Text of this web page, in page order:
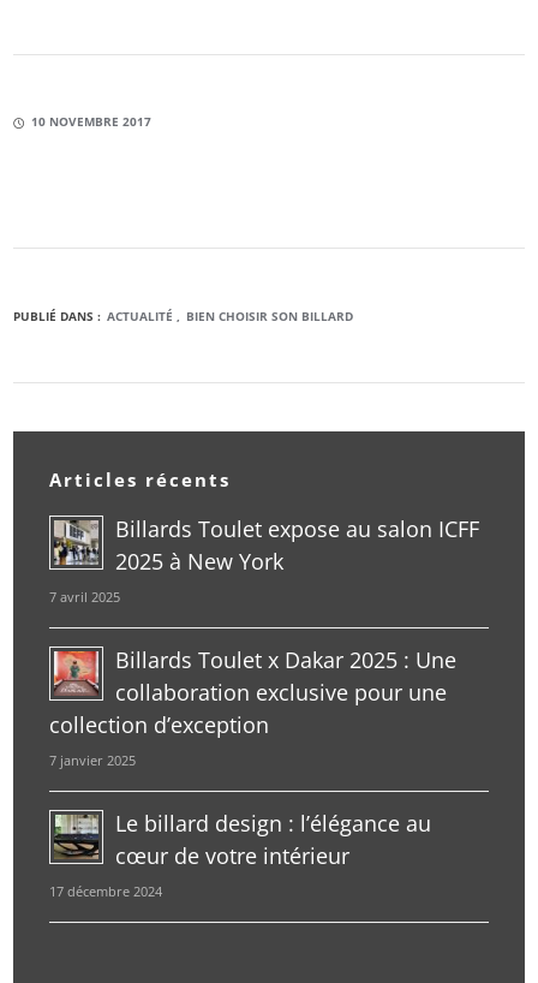
10 NOVEMBRE 2017
PUBLIÉ DANS : ACTUALITÉ BIEN CHOISIR SON BILLARD
Articles récents
Billards Toulet expose au salon ICFF
2025 à New York
7 avril 2025
Billards Toulet x Dakar 2025 : Une
collaboration exclusive pour une
collection d’exception
7 janvier 2025
Le billard design : l’élégance au
cœur de votre intérieur
17 décembre 2024